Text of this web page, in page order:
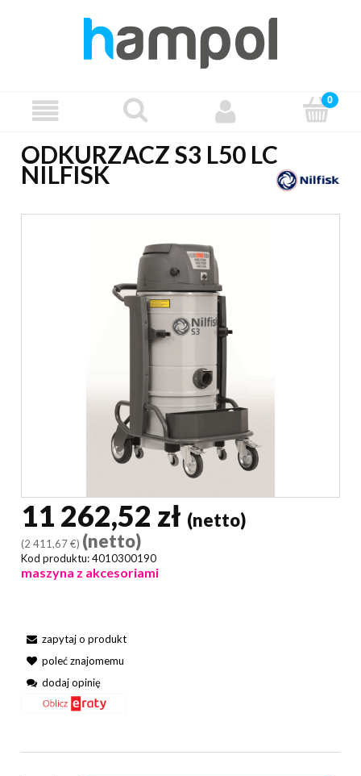
ODKURZACZ S3 L50 LC
NILFISK
11 262,52 zł (netto)
(2 411,67 €) (netto)
Kod produktu:4010300190
maszyna z akcesoriami
zapytaj o produkt
poleć znajomemu
dodaj opinię